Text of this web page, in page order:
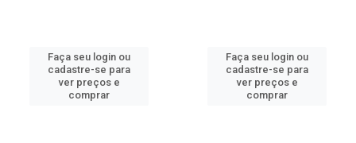
Faça seu login ou
cadastre-se para
ver preços e
comprar
Faça seu login ou
cadastre-se para
ver preços e
comprar